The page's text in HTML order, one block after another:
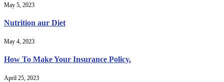
May 5, 2023
Nutrition aur Diet
May 4, 2023
How To Make Your Insurance Policy.
April 25, 2023